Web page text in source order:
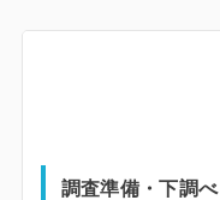
調査準備・下調べ